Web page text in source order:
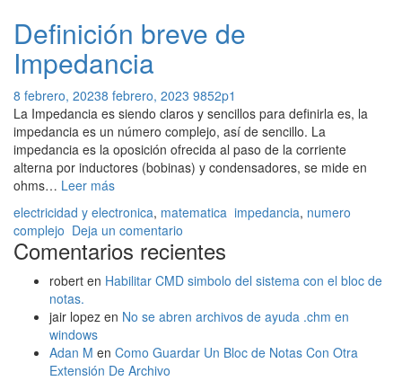
Definición breve de
Impedancia
8 febrero, 20238 febrero, 2023 9852p1
La Impedancia es siendo claros y sencillos para definirla es, la
impedancia es un número complejo, así de sencillo. La
impedancia es la oposición ofrecida al paso de la corriente
alterna por inductores (bobinas) y condensadores, se mide en
ohms… Leer másDefinición
de
Impedancia
electricidad y electronica, matematica impedancia, numero
complejo Deja un comentario
Comentarios recientes
robert en Habilitar CMD simbolo del sistema con el bloc de
notas.
jair lopez en No se abren archivos de ayuda .chm en
windows
Adan M en Como Guardar Un Bloc de Notas Con Otra
Extensión De Archivo